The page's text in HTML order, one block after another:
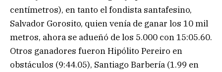
centímetros), en tanto el fondista santafesino,
Salvador Gorosito, quien venía de ganar los 10 mil
metros, ahora se adueñó de los 5.000 con 15:05.60.
Otros ganadores fueron Hipólito Pereiro en
obstáculos (9:44.05), Santiago Barbería (1.99 en